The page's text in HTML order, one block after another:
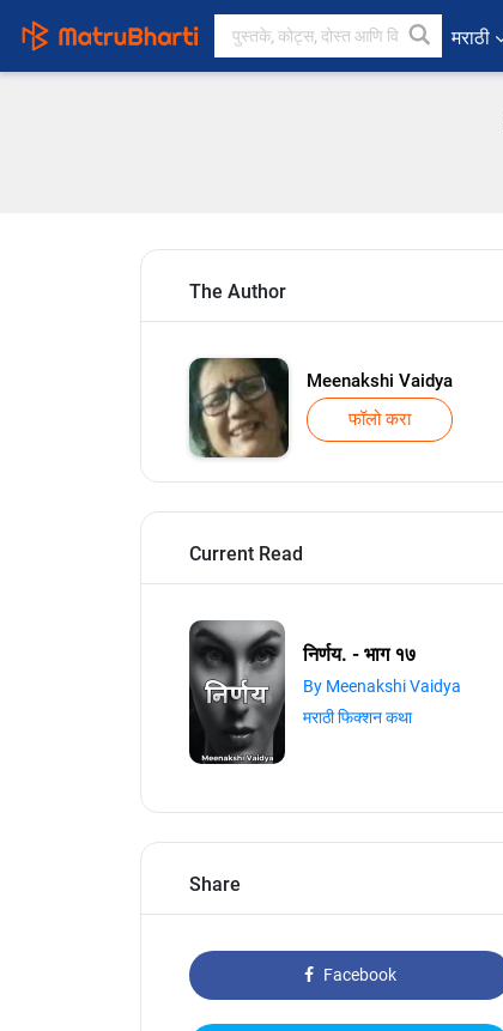
मराठी
The Author
Meenakshi Vaidya
फॉलो करा
Current Read
निर्णय. - भाग १७
By Meenakshi Vaidya
मराठी फिक्शन कथा
Share
Facebook